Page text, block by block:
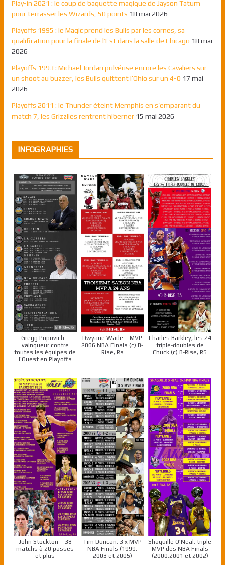
Play-in 2021 : le coup de baguette magique de Jayson Tatum
pour terrasser les Wizards, 50 points 18 mai 2026
Playoffs 1995 : le Magic prend les Bulls par les cornes, sa
qualification pour la finale de l’Est dans la salle de Chicago 18 mai
2026
Playoffs 1993 : Michael Jordan pulvérise encore les Cavaliers sur
un shoot au buzzer, les Bulls quittent l’Ohio sur un 4-0 17 mai
2026
Playoffs 2011 : le Thunder éteint Memphis en s’emparant du
match 7, les Grizzlies rentrent hiberner 15 mai 2026
INFOGRAPHIES
Gregg Popovich –
vainqueur contre
toutes les équipes de
l’Ouest en Playoffs
Dwyane Wade – MVP
2006 NBA Finals (c) B-
Rise, Rs
Charles Barkley, les 24
triple-doubles de
Chuck (c) B-Rise, RS
John Stockton – 38
matchs à 20 passes
et plus
Tim Duncan, 3 x MVP
NBA Finals (1999,
2003 et 2005)
Shaquille O’Neal, triple
MVP des NBA Finals
(2000,2001 et 2002)